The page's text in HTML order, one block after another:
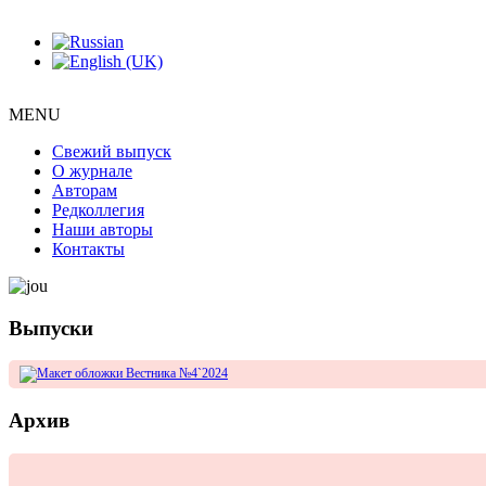
MENU
Свежий выпуск
О журнале
Авторам
Редколлегия
Наши авторы
Контакты
Выпуски
Архив